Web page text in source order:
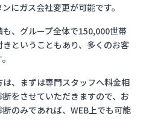
にガス会社変更が可能です。
、グループ全体で150,000世帯
ということもあり、多くのお客
、まずは専門スタッフへ料金相
をさせていただきますので、お
のみであれば、WEB上でも可能